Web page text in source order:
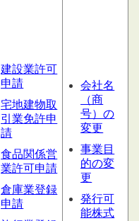
建設業許可
申請
宅地建物取
引業免許申
請
食品関係営
業許可申請
倉庫業登録
申請
会社名
（商
号）の
変更
事業目
的の変
更
発行可
能株式